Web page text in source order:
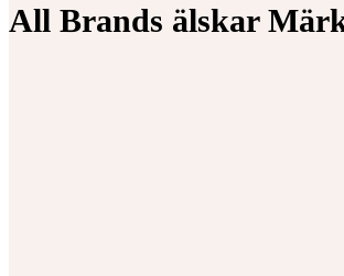
All Brands älskar